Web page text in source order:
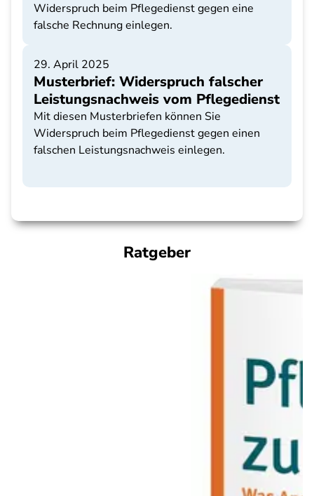
Widerspruch beim Pflegedienst gegen eine
falsche Rechnung einlegen.
29. April 2025
Musterbrief: Widerspruch falscher
Leistungsnachweis vom Pflegedienst
Mit diesen Musterbriefen können Sie
Widerspruch beim Pflegedienst gegen einen
falschen Leistungsnachweis einlegen.
Ratgeber